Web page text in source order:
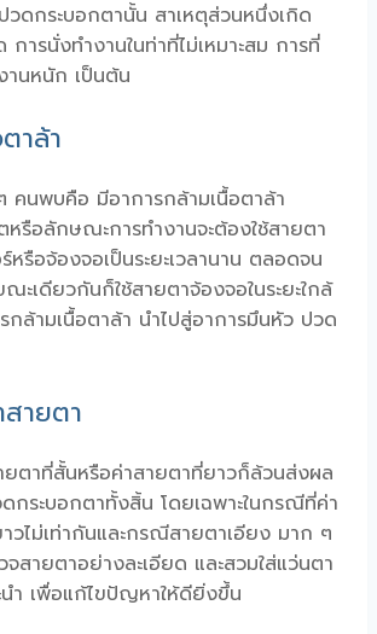
ดกระบอกตานั้น สาเหตุส่วนหนึ่งเกิด
การนั่งทำงานในท่าที่ไม่เหมาะสม การที่
านหนัก เป็นต้น
าล้า
นพบคือ มีอาการกล้ามเนื้อตาล้า
หรือลักษณะการทำงานจะต้องใช้สายตา
รือจ้องจอเป็นระยะเวลานาน ตลอดจน
ณะเดียวกันก็ใช้สายตาจ้องจอในระยะใกล้
กล้ามเนื้อตาล้า นำไปสู่อาการมึนหัว ปวด
ายตา
ายตาที่สั้นหรือค่าสายตาที่ยาวก็ล้วนส่งผล
ดกระบอกตาทั้งสิ้น โดยเฉพาะในกรณีที่ค่า
วไม่เท่ากันและกรณีสายตาเอียง มาก ๆ
สายตาอย่างละเอียด และสวมใส่แว่นตา
ำ เพื่อแก้ไขปัญหาให้ดียิ่งขึ้น